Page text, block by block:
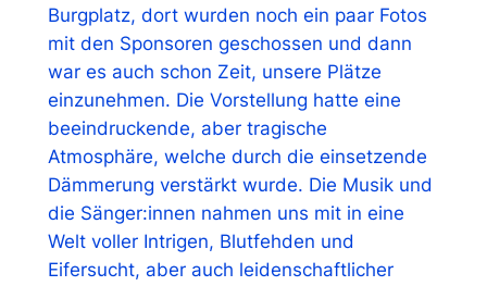
Burgplatz, dort wurden noch ein paar Fotos
mit den Sponsoren geschossen und dann
war es auch schon Zeit, unsere Plätze
einzunehmen. Die Vorstellung hatte eine
beeindruckende, aber tragische
Atmosphäre, welche durch die einsetzende
Dämmerung verstärkt wurde. Die Musik und
die Sänger:innen nahmen uns mit in eine
Welt voller Intrigen, Blutfehden und
Eifersucht, aber auch leidenschaftlicher